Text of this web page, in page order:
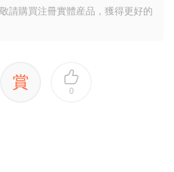
請購買注冊實體産品，獲得更好的
賞 0